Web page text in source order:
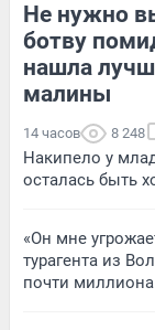
Не нужно
ботву
нашла
малины
14 часов 8 248
Накипело у
осталась быть
«Он мне
турагента из
почти миллиона